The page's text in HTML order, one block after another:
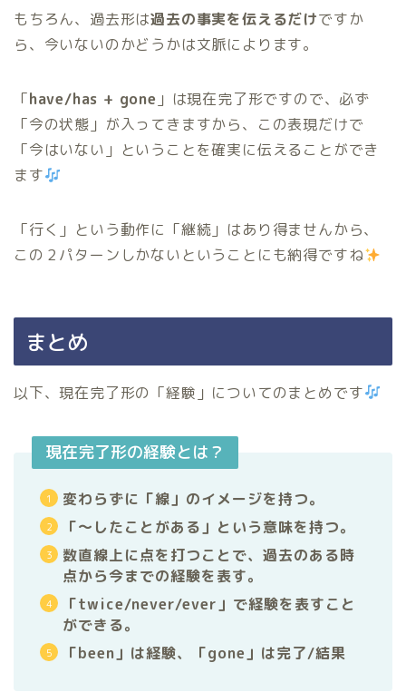
もちろん、過去形は過去の事実を伝えるだけですか
ら、今いないのかどうかは文脈によります。
「have/has + gone 」は現在完了形ですので、必ず
「今の状態」が入ってきますから、この表現だけで
「今はいない」ということを確実に伝えることができ
ます
「行く」という動作に「継続」はあり得ませんから、
この２パターンしかないということにも納得ですね
まとめ
以下、現在完了形の「経験」についてのまとめです
現在完了形の経験とは？
変わらずに「線」のイメージを持つ。
「〜したことがある」という意味を持つ。
数直線上に点を打つことで、過去のある時
点から今までの経験を表す。
「twice/never/ever」で経験を表すこと
ができる。
「been」は経験、「gone」は完了/結果